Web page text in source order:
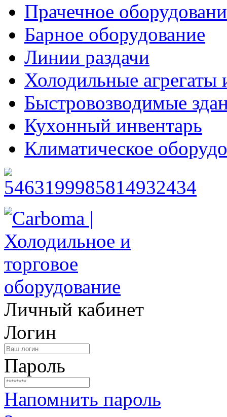
Прачечное
Барное оборудование
Линии раздачи
Холодильные агрегаты
Быстровозводимые
Кухонный инвентарь
Климатическое
Личный кабинет
Логин
Пароль
Напомнить пароль